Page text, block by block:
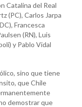
Catalina del Real
(PC), Carlos Jarpa
Francesca
(RN), Luis
y Pablo Vidal
sino que tiene
que Chile
demostrar que